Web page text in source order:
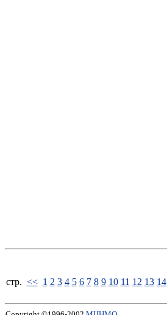
стp. << 1 2 3 4 5 6 7 8 9 10 11 12 13 14